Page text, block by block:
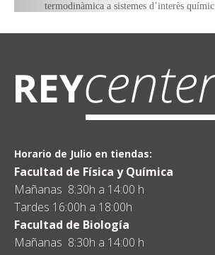
termodinàmica a sistemes d’interès químic
Horario de Julio en tiendas:
Facultad de Física y Química
Mañanas 8:30h a 14:00 h
Tardes 16:00h a 18:00h
Facultad de Biología
Mañanas 8:30h a 14:00 h